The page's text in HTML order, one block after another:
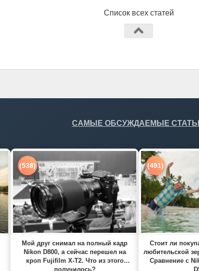
Список всех статей
САМЫЕ ОБСУЖДАЕМЫЕ
(538)
Мой друг снимал на полный кадр
Nikon D800, а сейчас перешел на
кроп Fujifilm X-T2. Что из этого
получилось?
(491)
Стоит ли
любительской
Сравнение с